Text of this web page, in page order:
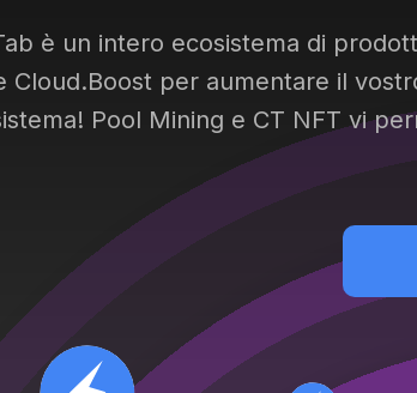
è un intero ecosistema di
Cloud.Boost per aumentare il
Pool Mining e CT NFT vi